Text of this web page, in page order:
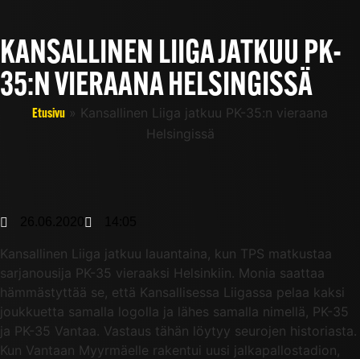
KANSALLINEN LIIGA JATKUU PK-
35:N VIERAANA HELSINGISSÄ
Etusivu » Kansallinen Liiga jatkuu PK-35:n vieraana
Helsingissä
Kansallinen Liiga jatkuu lauantaina, kun TPS matkustaa
sarjanousija PK-35 vieraaksi Helsinkiin. Monia saattaa
hämmästyttää se, että Kansallisessa Liigassa pelaa kaksi
joukkuetta samalla logolla ja lähes samalla nimellä, PK-35
ja PK-35 Vantaa. Vastaus tähän löytyy seurojen historiasta.
Kun Vantaan Myyrmäelle rakentui uusi jalkapallostadion,